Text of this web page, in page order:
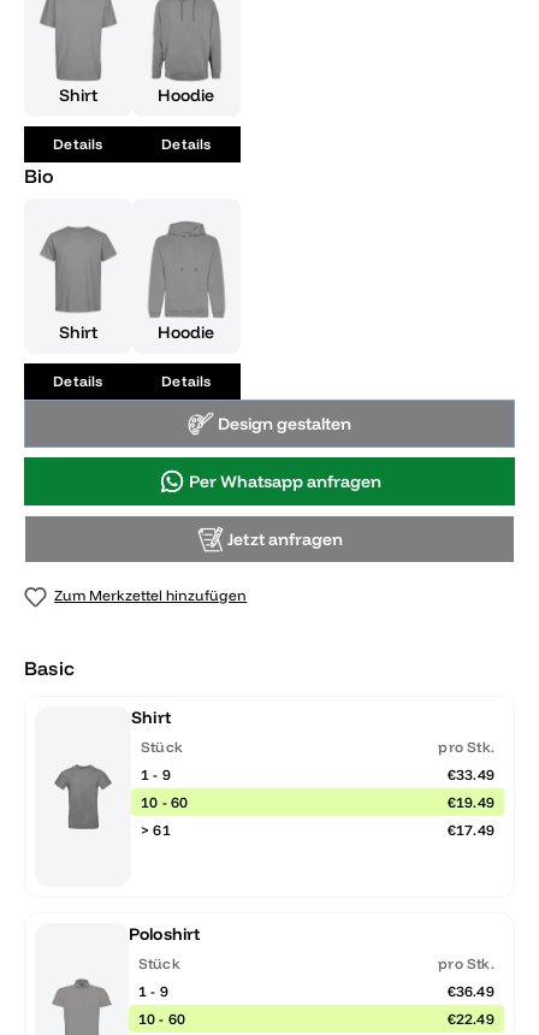
Shirt
Details
Hoodie
Details
Bio
Shirt
Details
Hoodie
Details
Design gestalten
Per Whatsapp anfragen
Jetzt anfragen
Zum Merkzettel hinzufügen
Basic
Shirt
Stück
pro Stk.
1 - 9
€33.49
10 - 60
€19.49
> 61
€17.49
Poloshirt
Stück
pro Stk.
1 - 9
€36.49
10 - 60
€22.49